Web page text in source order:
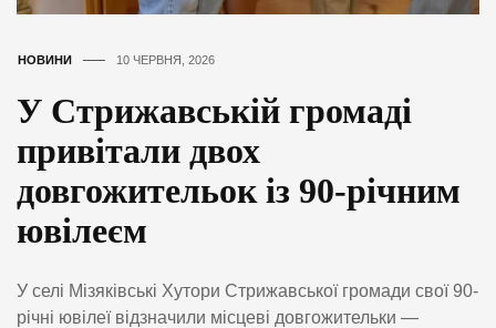
НОВИНИ 10 ЧЕРВНЯ, 2026
У Стрижавській громаді
привітали двох
довгожительок із 90-річним
ювілеєм
У селі Мізяківські Хутори Стрижавської громади свої 90-
річні ювілеї відзначили місцеві довгожительки —